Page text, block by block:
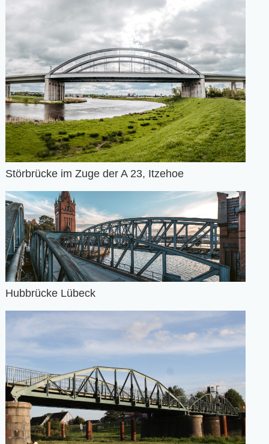
Störbrücke im Zuge der A 23, Itzehoe
Hubbrücke Lübeck